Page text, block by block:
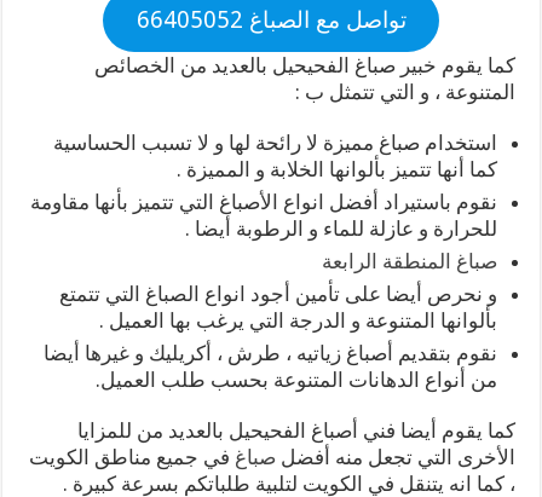
تواصل مع الصباغ 66405052
كما يقوم خبير صباغ الفحيحيل بالعديد من الخصائص
المتنوعة ، و التي تتمثل ب :
استخدام صباغ مميزة لا رائحة لها و لا تسبب الحساسية
كما أنها تتميز بألوانها الخلابة و المميزة .
نقوم باستيراد أفضل انواع الأصباغ التي تتميز بأنها مقاومة
للحرارة و عازلة للماء و الرطوبة أيضا .
صباغ المنطقة الرابعة
و نحرص أيضا على تأمين أجود انواع الصباغ التي تتمتع
بألوانها المتنوعة و الدرجة التي يرغب بها العميل .
نقوم بتقديم أصباغ زياتيه ، طرش ، أكريليك و غيرها أيضا
من أنواع الدهانات المتنوعة بحسب طلب العميل.
كما يقوم أيضا فني أصباغ الفحيحيل بالعديد من للمزايا
الأخرى التي تجعل منه أفضلصباغ في جميع مناطق الكويت
، كما انه يتنقل في الكويت لتلبية طلباتكم بسرعة كبيرة .